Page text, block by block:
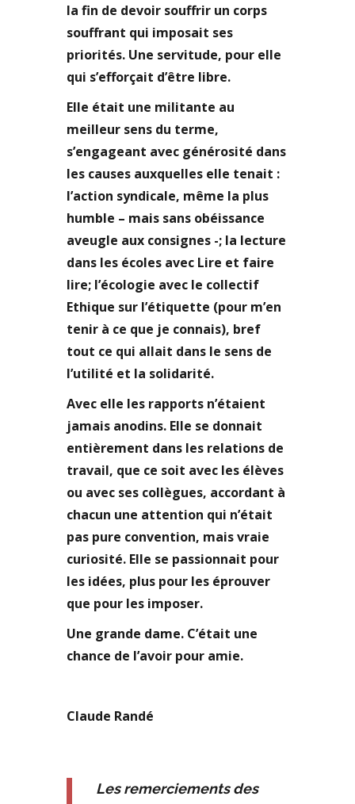
la fin de devoir souffrir un corps
souffrant qui imposait ses
priorités. Une servitude, pour elle
qui s’efforçait d’être libre.
Elle était une militante au
meilleur sens du terme,
s’engageant avec générosité dans
les causes auxquelles elle tenait :
l’action syndicale, même la plus
humble – mais sans obéissance
aveugle aux consignes -; la lecture
dans les écoles avec Lire et faire
lire; l’écologie avec le collectif
Ethique sur l’étiquette (pour m’en
tenir à ce que je connais), bref
tout ce qui allait dans le sens de
l’utilité et la solidarité.
Avec elle les rapports n’étaient
jamais anodins. Elle se donnait
entièrement dans les relations de
travail, que ce soit avec les élèves
ou avec ses collègues, accordant à
chacun une attention qui n’était
pas pure convention, mais vraie
curiosité. Elle se passionnait pour
les idées, plus pour les éprouver
que pour les imposer.
Une grande dame. C’était une
chance de l’avoir pour amie.
Claude Randé
Les remerciements des